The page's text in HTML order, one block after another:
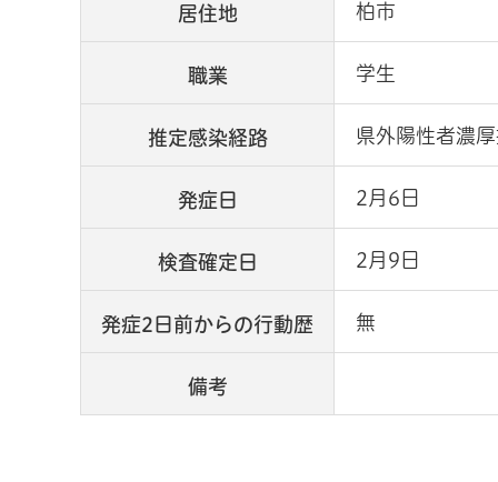
居住地 柏市
職業 学生
推定感染経路 県外陽性者濃
発症日 2月6日
検査確定日 2月9日
発症2日前からの行動歴 無
備考